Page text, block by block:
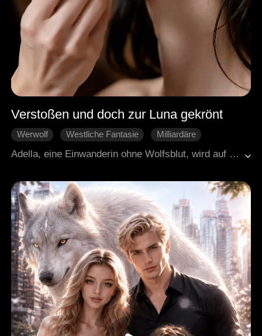
Verstoßen und doch zur Luna gekrönt
Werwolf Westliche Fantasie
Milliardäre
Adella, eine Einwanderin ohne Wolfsblut, wird auf ihrem Verlobungsbankett vor aller Augen von ihrem Verlobten verlassen. Gedemütigt und verzweifelt stößt sie auf Dallas, den mächtigsten Wolfskönig, und bietet ihm eine Vertragsehe an. Über Nacht wird aus der verstoßenen Außenseiterin die Ehefrau des Wolfskönigs. Dallas holt ihre Heimat zurück, stellt den Garten ihrer Mutter wieder her und vernichtet jeden, der ihr je wehgetan hat. Doch Adella bleibt nicht schwach. Sie wächst an allem und entdeckt schließlich, dass Dallas seit Jahren heimlich über sie wacht. Durch Gift, Entführung und tödliche Gefahr hindurch riskiert er alles für sie. Am Ende kommen die Mörder ihrer Eltern und das Hyde-Rudel zu Fall. Und das Mädchen ohne Wolfsblut wird zur einzig wahren Luna des Wolfskönigs.